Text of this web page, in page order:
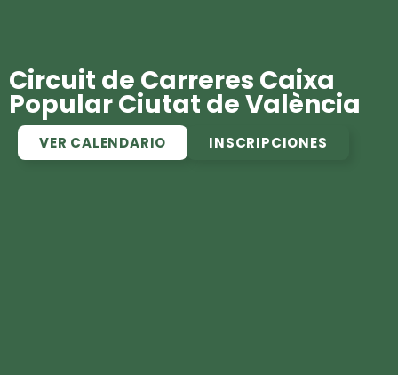
Circuit de Carreres Caixa
Popular Ciutat de València
VER CALENDARIO INSCRIPCIONES